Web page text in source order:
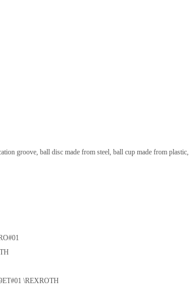
groove, ball disc made from steel, ball cup made from plastic,
\REXROTH